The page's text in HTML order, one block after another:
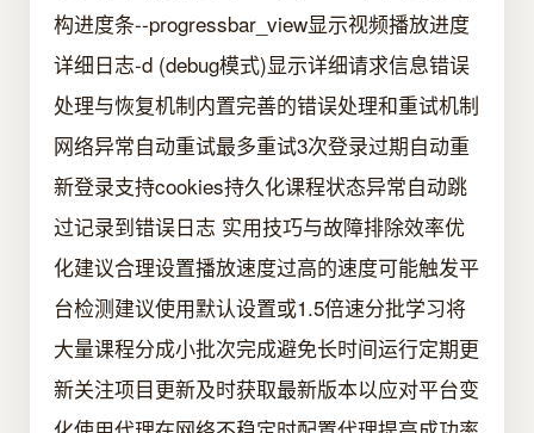
构进度条--progressbar_view显示视频播放进度
详细日志-d (debug模式)显示详细请求信息错误
处理与恢复机制内置完善的错误处理和重试机制
网络异常自动重试最多重试3次登录过期自动重
新登录支持cookies持久化课程状态异常自动跳
过记录到错误日志 实用技巧与故障排除效率优
化建议合理设置播放速度过高的速度可能触发平
台检测建议使用默认设置或1.5倍速分批学习将
大量课程分成小批次完成避免长时间运行定期更
新关注项目更新及时获取最新版本以应对平台变